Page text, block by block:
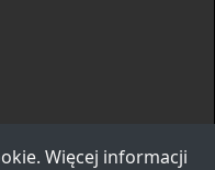
Więcej informacji